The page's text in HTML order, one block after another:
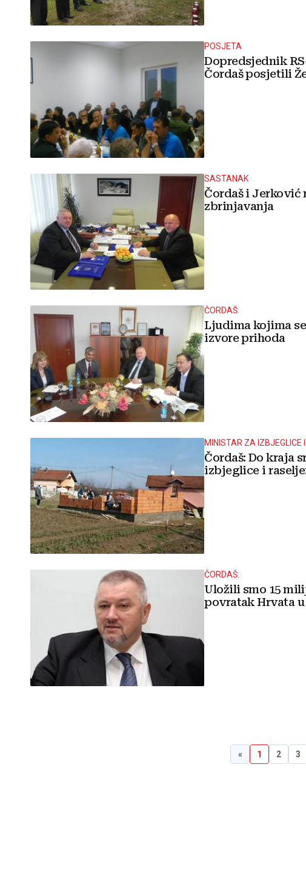
POSJETA
Dopredsjednik RS-a Josip Jerković i ministar
Čordaš posjetili
SASTANAK
Čordaš i Jerković
zbrinjavanja
ČORDAŠ:
Ljudima kojima
izvore prihoda
MINISTAR ZA IZBJEGLICE
Čordaš: Do kraja
izbjeglice i
ČORDAŠ:
Uložili smo 15
povratak Hrvata u
« 1 2 3